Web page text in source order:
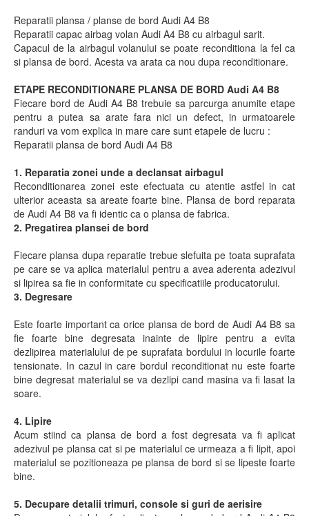
Reparatii plansa / planse de bord Audi A4 B8
Reparatii capac airbag volan Audi A4 B8 cu airbagul sarit.
Capacul de la airbagul volanului se poate reconditiona la fel ca
si plansa de bord. Acesta va arata ca nou dupa reconditionare.
ETAPE RECONDITIONARE PLANSA DE BORD Audi A4 B8
Fiecare bord de Audi A4 B8 trebuie sa parcurga anumite etape
pentru a putea sa arate fara nici un defect, in urmatoarele
randuri va vom explica in mare care sunt etapele de lucru :
Reparatii plansa de bord Audi A4 B8
1. Reparatia zonei unde a declansat airbagul
Reconditionarea zonei este efectuata cu atentie astfel in cat
ulterior aceasta sa areate foarte bine. Plansa de bord reparata
de Audi A4 B8 va fi identic ca o plansa de fabrica.
2. Pregatirea plansei de bord
Fiecare plansa dupa reparatie trebue slefuita pe toata suprafata
pe care se va aplica materialul pentru a avea aderenta adezivul
si lipirea sa fie in conformitate cu specificatiile producatorului.
3. Degresare
Este foarte important ca orice plansa de bord de Audi A4 B8 sa
fie foarte bine degresata inainte de lipire pentru a evita
dezlipirea materialului de pe suprafata bordului in locurile foarte
tensionate. In cazul in care bordul reconditionat nu este foarte
bine degresat materialul se va dezlipi cand masina va fi lasat la
soare.
4. Lipire
Acum stiind ca plansa de bord a fost degresata va fi aplicat
adezivul pe plansa cat si pe materialul ce urmeaza a fi lipit, apoi
materialul se pozitioneaza pe plansa de bord si se lipeste foarte
bine.
5. Decupare detalii trimuri, console si guri de aerisire